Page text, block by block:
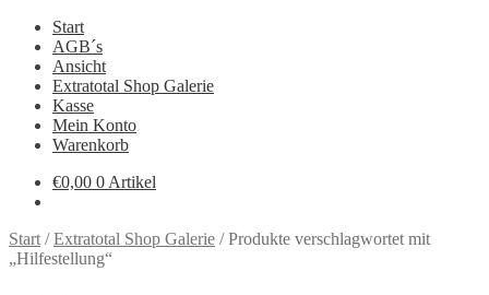
Start
AGB´s
Ansicht
Extratotal Shop Galerie
Kasse
Mein Konto
Warenkorb
€0,00 0 Artikel
Start /Extratotal Shop Galerie /Produkte verschlagwortet mit
„Hilfestellung“